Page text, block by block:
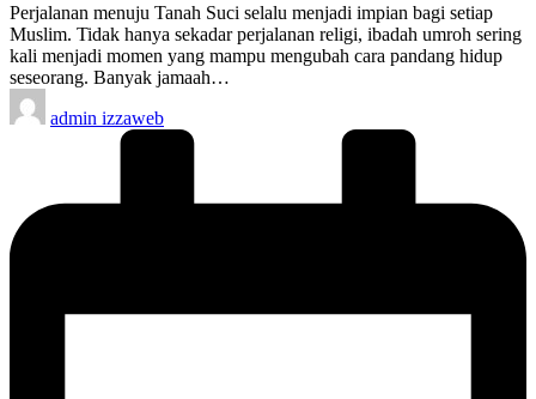
Perjalanan menuju Tanah Suci selalu menjadi impian bagi setiap
Muslim. Tidak hanya sekadar perjalanan religi, ibadah umroh sering
kali menjadi momen yang mampu mengubah cara pandang hidup
seseorang. Banyak jamaah…
Posted
by
admin izzaweb